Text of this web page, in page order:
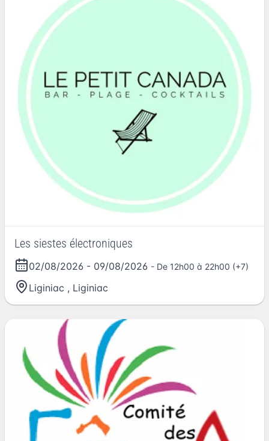
Les siestes électroniques
02/08/2026 - 09/08/2026 - De 12h00 à 22h00 (+7)
Liginiac , Liginiac